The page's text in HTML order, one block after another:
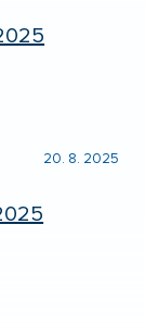
20. 8. 2025